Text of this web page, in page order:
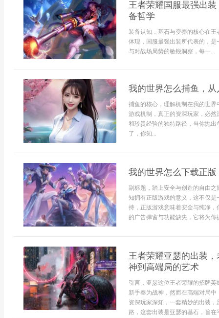
王者荣耀国服最强出
备哲学
装备认知，基石与变奏的核心在
体现，国服最强出装所代表的，
与对战场局势的敏锐洞察，每一...
我的世界怎么捕鱼，
捕鱼的核心，理解机制在我的世
游戏机制，真正的资深玩家，必
和珍贵经验的独特路径，当你抛
了，你知...
我的世界怎么下载正
副标题，踏上安全与创造的自由
知拥有正版游戏的意义，这不仅
持，正版游戏意味着安全与纯净
的广告弹窗与功能缺失，它将为你
王者荣耀亚瑟的出装
神到高端局的艺术
引言，亚瑟这位王者荣耀的招牌
新手奉为战神，然而在高端对局
资深玩家深知，一套精妙的出装
路，这套出装是亚瑟的基石，旨